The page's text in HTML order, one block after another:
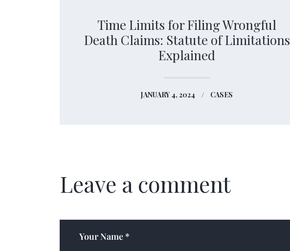
Time Limits for Filing Wrongful
Death Claims: Statute of Limitations
Explained
JANUARY 4, 2024 CASES
Leave a comment